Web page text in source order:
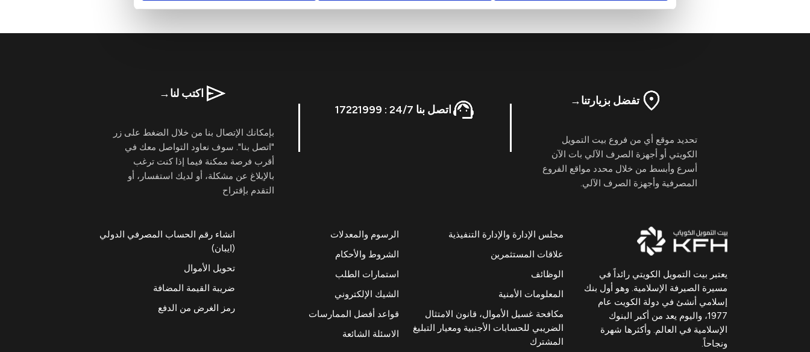
تفضل بزيارتنا→
تحديد موقع أي من فروع بيت التمويل
الكويتي أو أجهزة الصرف الآلي بات الآن
أسرع وأبسط من خلال محدد مواقع الفروع
المصرفية وأجهزة الصرف الآلي.
اتصل بنا 24/7 : 17221999
اكتب لنا→
بإمكانك الإتصال بنا من خلال الضغط على زر
"اتصل بنا". سوف نعاود التواصل معك في
أقرب فرصة ممكنة فيما إذا كنت ترغب
بالإبلاغ عن مشكلة، أو لديك استفسار، أو
التقدم بإقتراح
يعتبر بيت التمويل الكويتي رائداً في
مسيرة الصيرفة الإسلامية. وهو أول بنك
إسلامي أنشئ في دولة الكويت عام
1977، واليوم يعد من أكبر البنوك
الإسلامية في العالم. وأكثرها شهرة
ونجاحاً.
مجلس الإدارة والإدارة التنفيذية
علاقات المستثمرين
الوظائف
المعلومات الأمنية
مكافحة غسيل الأموال، قانون الامتثال
الضريبي للحسابات الأجنبية ومعيار التبليغ
المشترك
الرسوم والمعدلات
الشروط والأحكام
استمارات الطلب
الشيك الإلكتروني
قواعد أفضل الممارسات
الاسئلة الشائعة
انشاء رقم الحساب المصرفي الدولي
(ايبان)
تحويل الأموال
ضريبة القيمة المضافة
رمز الغرض من الدفع